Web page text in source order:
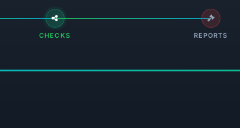
CHECKS REPORTS